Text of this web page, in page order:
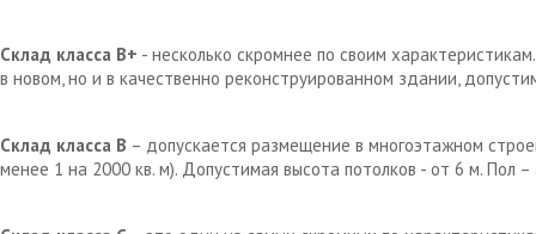
Склад класса В+ - несколько скромнее по своим
в новом, но и в качественно реконструированном здании,
Склад класса В – допускается размещение в многоэтажном
менее 1 на 2000 кв. м). Допустимая высота потолков - от 6 м. Пол